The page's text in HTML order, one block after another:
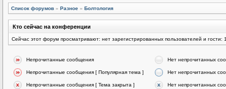
Список форумов » Разное » Болтология
Кто сейчас на конференции
Сейчас этот форум просматривают: нет зарегистрированных пользователей и гости:
Непрочитанные сообщения Нет непрочитанных
Непрочитанные сообщения [ Популярная тема ] Нет непрочитанных
Непрочитанные сообщения [ Тема закрыта ] Нет непрочитанных